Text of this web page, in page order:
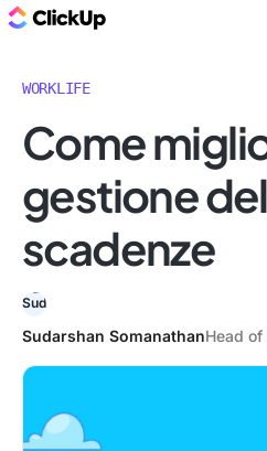
WORKLIFE
Come
gestione
scadenze
Sudarshan SomanathanHead